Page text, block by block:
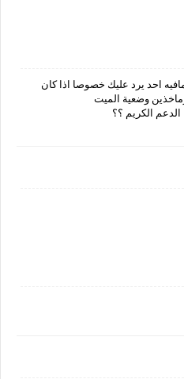
احد يرد عليك خصوصا اذا كان
وضعية الميت
الكريم ؟؟